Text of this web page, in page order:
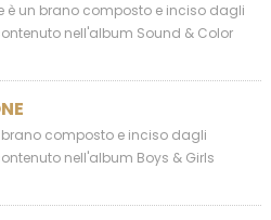
è un brano composto e inciso dagli
nell'album Sound & Color
brano composto e inciso dagli
nell'album Boys & Girls